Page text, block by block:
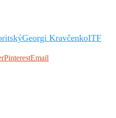
Georgi KravčenkoITF
PinterestEmail